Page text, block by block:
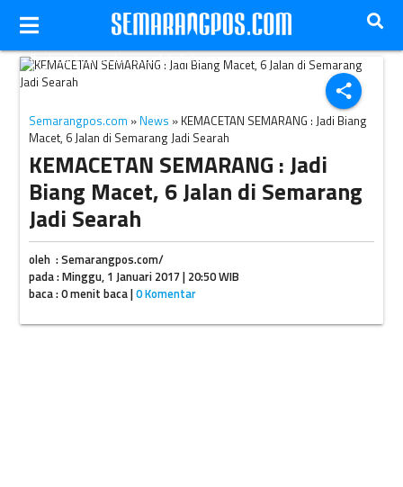
share
Ilustrasi kemacetan arus lalu lintas
(JIBI/Semarangpos.com/Dok.)
Semarangpos.com » News » KEMACETAN SEMARANG : Jadi Biang
Macet, 6 Jalan di Semarang Jadi Searah
KEMACETAN SEMARANG : Jadi
Biang Macet, 6 Jalan di Semarang
Jadi Searah
oleh : Semarangpos.com/
pada : Minggu, 1 Januari 2017 | 20:50 WIB
baca : 0 menit baca |0 Komentar